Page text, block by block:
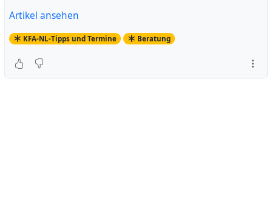
Artikel ansehen
KFA-NL-Tipps und Termine Beratung